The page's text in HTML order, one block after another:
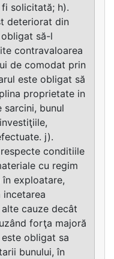
solicitată; h).
deteriorat din
să-l
contravaloarea
de comodat prin
este obligat să
proprietate in
bunul
j).
conditiile
cu regim
exploatare,
cauze decât
forţa majoră
obligat sa
bunului, în